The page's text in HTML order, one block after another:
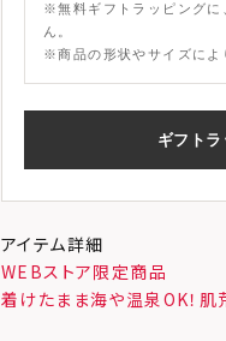
※無料ギフトラッピングに
ん。
※商品の形状やサイズによ
ギフト
アイテム詳細
WEBストア限定商品
着けたまま海や温泉OK！肌